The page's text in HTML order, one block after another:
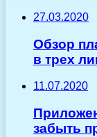
27.03.2020
Обзор
в трех
11.07.2020
забыть